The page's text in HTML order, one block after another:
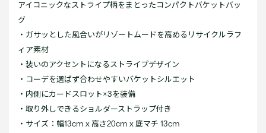
アイコニックなストライプ柄をまとったコンパクトバケットバッ
グ
・ガサッとした風合いがリゾートムードを高めるリサイクルラフ
ィア素材
・装いのアクセントになるストライプデザイン
・コーデを選ばず合わせやすいバケットシルエット
・内側にカードスロット×3を装備
・取り外しできるショルダーストラップ付き
・サイズ：幅13cm x 高さ20cm x 底マチ 13cm